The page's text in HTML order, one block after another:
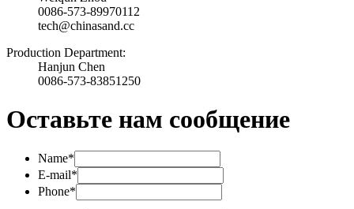
0086-573-89970112
tech@chinasand.cc
Production Department:
Hanjun Chen
0086-573-83851250
Оставьте нам сообщение
Name*
E-mail*
Phone*